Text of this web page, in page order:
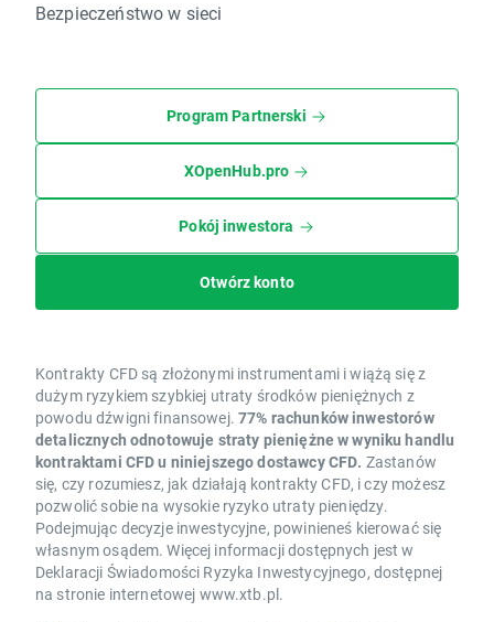
Bezpieczeństwo w sieci
Program Partnerski
XOpenHub.pro
Pokój inwestora
Otwórz konto
Kontrakty CFD są złożonymi instrumentami i wiążą się z
dużym ryzykiem szybkiej utraty środków pieniężnych z
powodu dźwigni finansowej. 77% rachunków inwestorów
detalicznych odnotowuje straty pieniężne w wyniku handlu
kontraktami CFD u niniejszego dostawcy CFD. Zastanów
się, czy rozumiesz, jak działają kontrakty CFD, i czy możesz
pozwolić sobie na wysokie ryzyko utraty pieniędzy.
Podejmując decyzje inwestycyjne, powinieneś kierować się
własnym osądem. Więcej informacji dostępnych jest w
Deklaracji Świadomości Ryzyka Inwestycyjnego, dostępnej
na stronie internetowej www.xtb.pl.